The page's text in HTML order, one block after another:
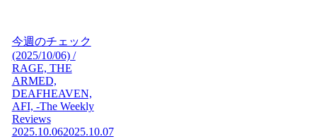
今週のチェック
(2025/10/06) /
RAGE, THE
ARMED,
DEAFHEAVEN,
AFI, -The Weekly
Reviews
2025.10.062025.10.07